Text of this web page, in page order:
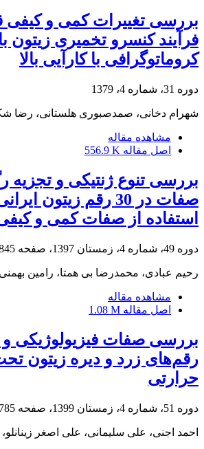
بررسی تغییرات کمی و کیفی
فرآیند کنسرو تخمیری زیتون
کروماتوگرافی با کارآیی بالا
دوره 31، شماره 4، 1379
شهرام دخانی، صمدصبوری هلستانی، رضا
مشاهده مقاله
اصل مقاله 556.9 K
بررسی تنوع ژنتیکی و
صفات در 30 رقم زیتون
استفاده از صفات کمی و
دوره 49، شماره 4، زمستان 1397، صفحه 858
رحیم عبادی، محمدرضا بی همتا، رامین بهمنی
مشاهده مقاله
اصل مقاله 1.08 M
بررسی صفات فیزیولوژیکی و
رقم‌های زرد و دیره زیتون
حرارتی
دوره 51، شماره 4، زمستان 1399، صفحه 785-795
احمد اجنی، علی سلیمانی، علی اصغر